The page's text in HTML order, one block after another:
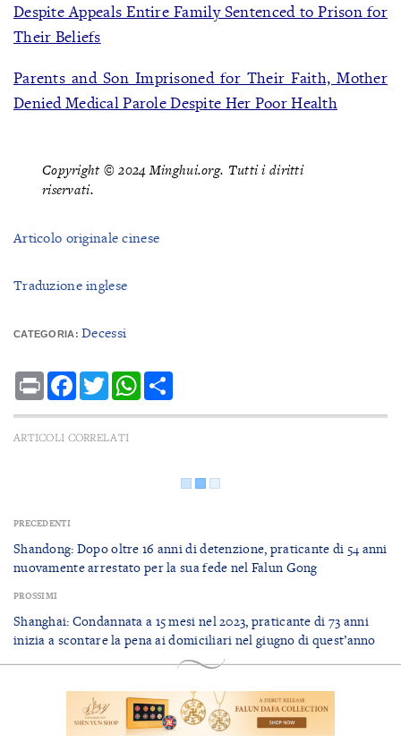
Despite Appeals Entire Family Sentenced to Prison for
Their Beliefs
Parents and Son Imprisoned for Their Faith, Mother
Denied Medical Parole Despite Her Poor Health
Copyright © 2024 Minghui.org. Tutti i diritti
riservati.
Articolo originale cinese
Traduzione inglese
CATEGORIA: Decessi
Print Facebook
TwitterWhatsApp
ARTICOLI CORRELATI
PRECEDENTI
Shandong: Dopo oltre 16 anni di detenzione, praticante di 54 anni
nuovamente arrestato per la sua fede nel Falun Gong
PROSSIMI
Shanghai: Condannata a 15 mesi nel 2023, praticante di 73 anni
inizia a scontare la pena ai domiciliari nel giugno di quest’anno